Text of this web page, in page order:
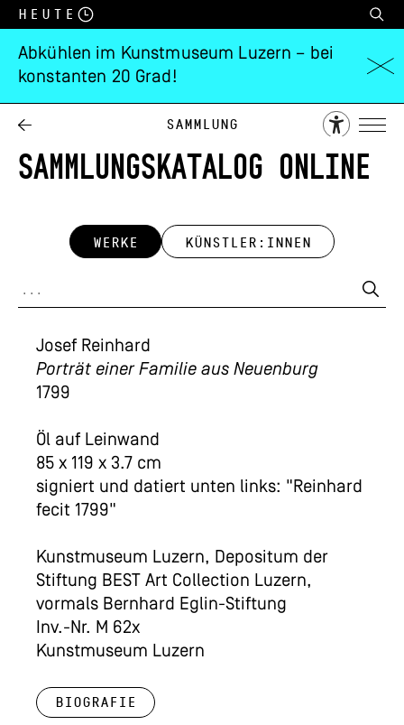
Heute
Abkühlen im Kunstmuseum Luzern – bei
konstanten 20 Grad!
Sammlung
SAMMLUNGSKATALOG ONLINE
WERKE KÜNSTLER:INNEN
Josef Reinhard
Porträt einer Familie aus Neuenburg
1799
Öl auf Leinwand
85 x 119 x 3.7 cm
signiert und datiert unten links: "Reinhard
fecit 1799"
Kunstmuseum Luzern, Depositum der
Stiftung BEST Art Collection Luzern,
vormals Bernhard Eglin-Stiftung
Inv.-Nr. M 62x
Kunstmuseum Luzern
Biografie